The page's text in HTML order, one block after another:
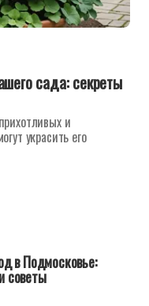
сада: секреты
и
украсить его
в Подмосковье:
советы